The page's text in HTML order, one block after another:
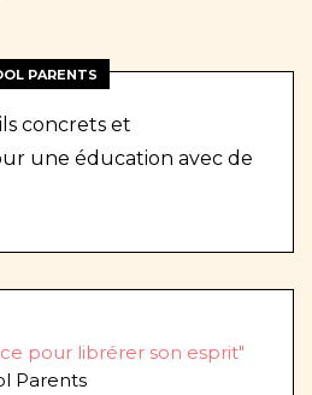
PARENTS
concrets et
une éducation avec de
pour librérer son esprit"
Parents